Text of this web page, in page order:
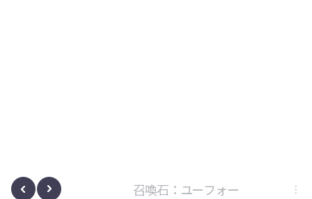
サノヴァ 召喚石：ユーフォー